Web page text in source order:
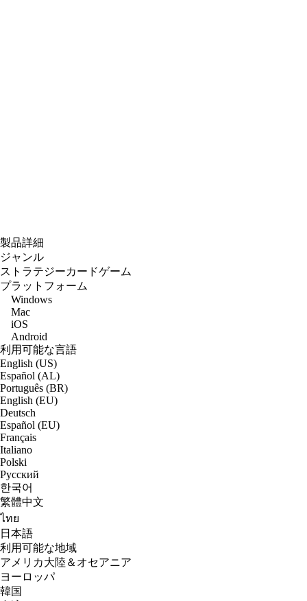
製品詳細
ジャンル
ストラテジーカードゲーム
プラットフォーム
Windows
Mac
iOS
Android
利用可能な言語
English (US)
Español (AL)
Português (BR)
English (EU)
Deutsch
Español (EU)
Français
Italiano
Polski
Русский
한국어
繁體中文
ไทย
日本語
利用可能な地域
アメリカ大陸＆オセアニア
ヨーロッパ
韓国